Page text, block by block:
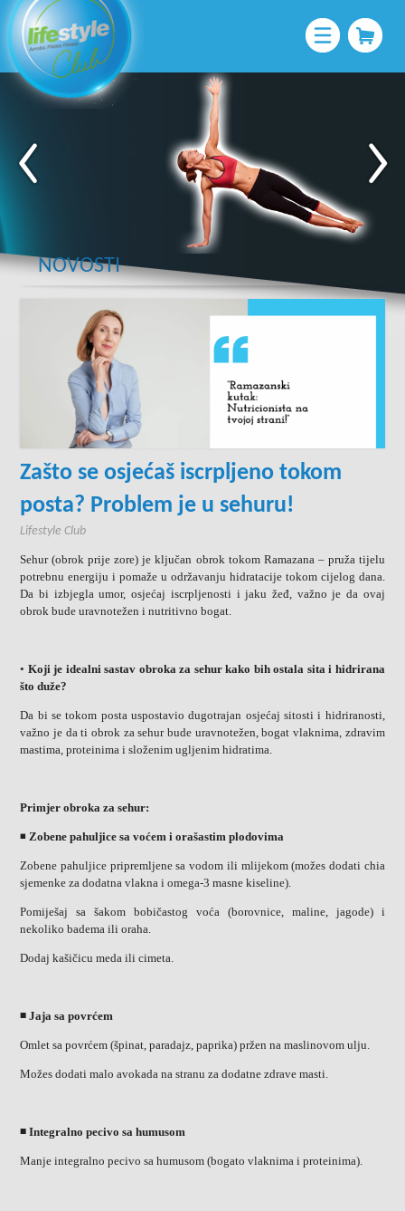
NOVOSTI
Zašto se osjećaš iscrpljeno tokom
posta? Problem je u sehuru!
Lifestyle Club
Sehur (obrok prije zore) je ključan obrok tokom Ramazana – pruža tijelu
potrebnu energiju i pomaže u održavanju hidratacije tokom cijelog dana.
Da bi izbjegla umor, osjećaj iscrpljenosti i jaku žeđ, važno je da ovaj
obrok bude uravnotežen i nutritivno bogat.
• Koji je idealni sastav obroka za sehur kako bih ostala sita i hidrirana
što duže?
Da bi se tokom posta uspostavio dugotrajan osjećaj sitosti i hidriranosti,
važno je da ti obrok za sehur bude uravnotežen, bogat vlaknima, zdravim
mastima, proteinima i složenim ugljenim hidratima.
Primjer obroka za sehur:
◾Zobene pahuljice sa voćem i orašastim plodovima
Zobene pahuljice pripremljene sa vodom ili mlijekom (možes dodati chia
sjemenke za dodatna vlakna i omega-3 masne kiseline).
Pomiješaj sa šakom bobičastog voća (borovnice, maline, jagode) i
nekoliko badema ili oraha.
Dodaj kašičicu meda ili cimeta.
◾ Jaja sa povrćem
Omlet sa povrćem (špinat, paradajz, paprika) pržen na maslinovom ulju.
Možes dodati malo avokada na stranu za dodatne zdrave masti.
◾ Integralno pecivo sa humusom
Manje integralno pecivo sa humusom (bogato vlaknima i proteinima).